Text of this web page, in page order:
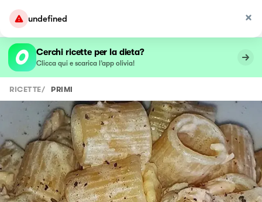
undefined
Cerchi ricette per la dieta?
Clicca qui e scarica l’app olivia!
RICETTE/ PRIMI